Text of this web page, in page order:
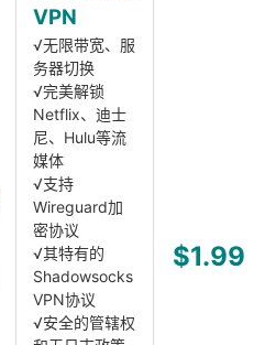
VPN
√无限带宽、服
务器切换
√完美解锁
Netflix、迪士
尼、Hulu等流
媒体
√支持
Wireguard加
密协议
√其特有的
Shadowsocks
VPN协议
√安全的管辖权
$1.99